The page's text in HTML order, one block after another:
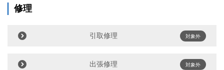
修理
引取修理 対象外
出張修理 対象外